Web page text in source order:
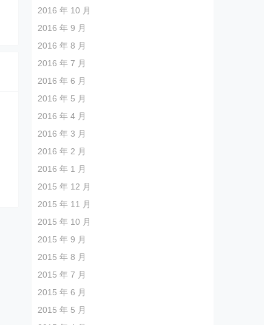
2016 年 10 月
2016 年 9 月
2016 年 8 月
2016 年 7 月
2016 年 6 月
2016 年 5 月
2016 年 4 月
2016 年 3 月
2016 年 2 月
2016 年 1 月
2015 年 12 月
2015 年 11 月
2015 年 10 月
2015 年 9 月
2015 年 8 月
2015 年 7 月
2015 年 6 月
2015 年 5 月